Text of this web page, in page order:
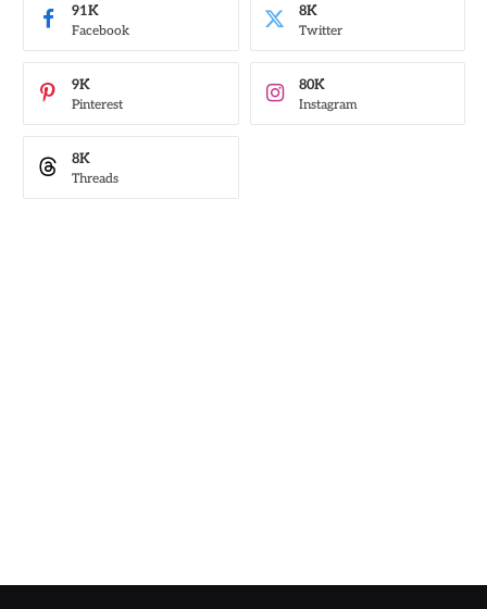
Facebook
91K
Twitter
8K
Pinterest
9K
Instagram
80K
Threads
8K